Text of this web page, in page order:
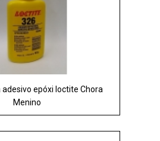
epóxi loctite Chora
Menino